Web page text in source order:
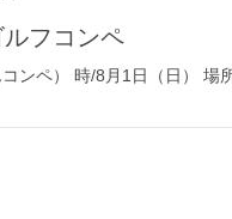
ルフコンペ
コンペ） 時/8月1日（日） 場